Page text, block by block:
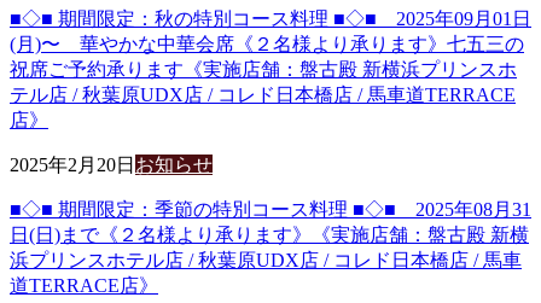
■◇■ 期間限定：秋の特別コース料理 ■◇■ 2025年09月01日
(月)〜 華やかな中華会席《２名様より承ります》七五三の
祝席ご予約承ります《実施店舗：盤古殿 新横浜プリンスホ
テル店 / 秋葉原UDX店 / コレド日本橋店 / 馬車道TERRACE
店》
2025年2月20日 お知らせ
■◇■ 期間限定：季節の特別コース料理 ■◇■ 2025年08月31
日(日)まで《２名様より承ります》《実施店舗：盤古殿 新横
浜プリンスホテル店 / 秋葉原UDX店 / コレド日本橋店 / 馬車
道TERRACE店》